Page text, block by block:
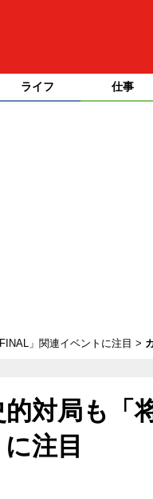
ライフ 仕事
」関連イベントに注目
対局も「
注目